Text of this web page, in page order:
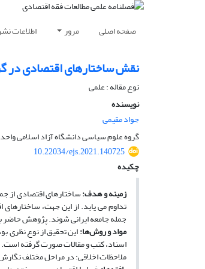
صفحه اصلی مرور اطلاعات
نقش ساختارهای اقتصادی در
نوع مقاله : علمی
نویسنده
جواد مقیمی
گروه علوم سیاسی دانشگاه آزاد اسلامی
10.22034/ejs.2021.140725
چکیده
زمینه و هدف:ساختارهای اقتصادی
تداوم می یابد. از این جهت،
جمله جامعه ایرانی شوند. پژوهش حاضر
مواد و روش‌ها:این تحقیق از نوع نظری
اسناد، کتب و مقالات صورت گرفته است.
ملاحظات اخلاقی: در مراحل مختلف